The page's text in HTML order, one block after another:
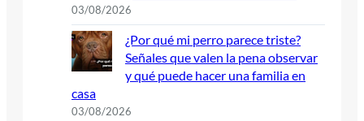
03/08/2026
¿Por qué mi perro parece triste?
Señales que valen la pena observar
y qué puede hacer una familia en
casa
03/08/2026